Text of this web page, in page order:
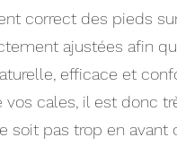
correct des pieds
ajustées afin
efficace et
cales, il est donc
pas trop en avant